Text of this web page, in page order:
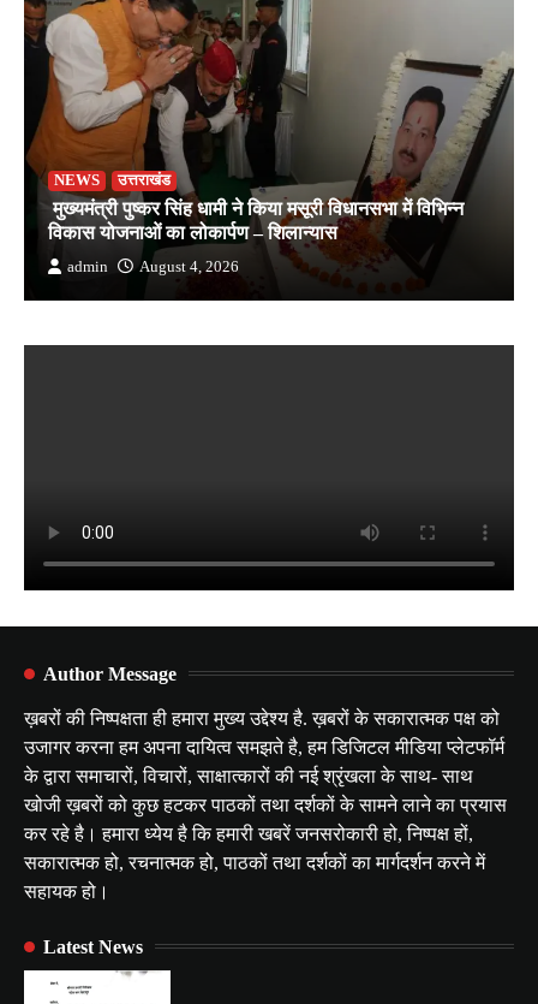
NEWS उत्तराखंड
मुख्यमंत्री पुष्कर सिंह धामी ने किया मसूरी विधानसभा में विभिन्न
विकास योजनाओं का लोकार्पण – शिलान्यास
admin August 4, 2026
Author Message
ख़बरों की निष्पक्षता ही हमारा मुख्य उद्देश्य है. ख़बरों के सकारात्मक पक्ष को
उजागर करना हम अपना दायित्व समझते है, हम डिजिटल मीडिया प्लेटफॉर्म
के द्वारा समाचारों, विचारों, साक्षात्कारों की नई श्रृंखला के साथ- साथ
खोजी ख़बरों को कुछ हटकर पाठकों तथा दर्शकों के सामने लाने का प्रयास
कर रहे है। हमारा ध्येय है कि हमारी खबरें जनसरोकारी हो, निष्पक्ष हों,
सकारात्मक हो, रचनात्मक हो, पाठकों तथा दर्शकों का मार्गदर्शन करने में
सहायक हो।
Latest News